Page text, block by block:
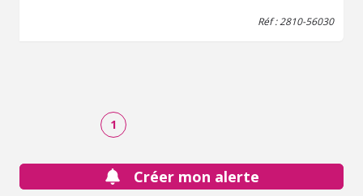
Réf : 2810-56030
1
Créer mon alerte